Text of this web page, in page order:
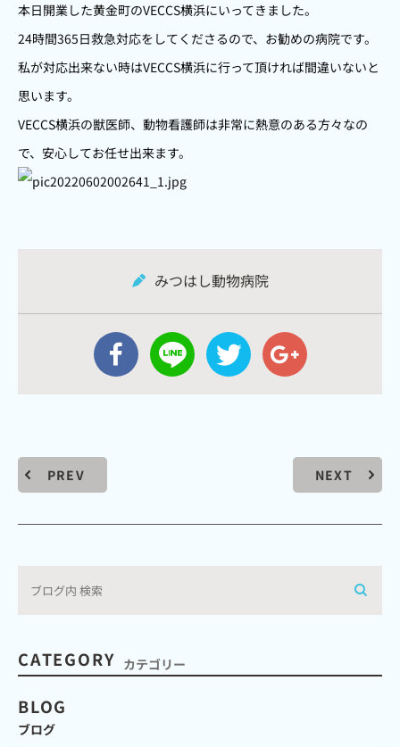
本日開業した黄金町のVECCS横浜にいってきました。
24時間365日救急対応をしてくださるので、お勧めの病院です。
私が対応出来ない時はVECCS横浜に行って頂ければ間違いないと
思います。
VECCS横浜の獣医師、動物看護師は非常に熱意のある方々なの
で、安心してお任せ出来ます。
みつはし動物病院
PREV NEXT
CATEGORY カテゴリー
BLOG
ブログ